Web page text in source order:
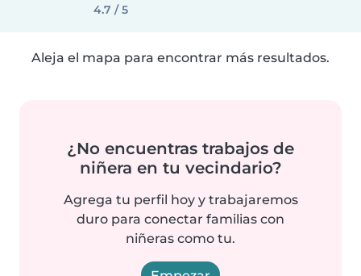
4.7 / 5
Aleja el mapa para encontrar más resultados.
¿No encuentras trabajos de
niñera en tu vecindario?
Agrega tu perfil hoy y trabajaremos
duro para conectar familias con
niñeras como tu.